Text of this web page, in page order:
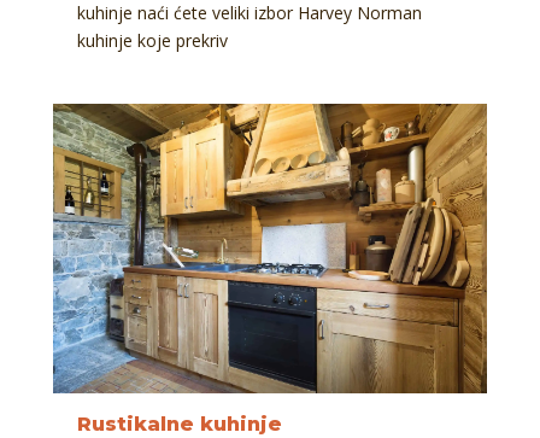
kuhinje naći ćete veliki izbor Harvey Norman
kuhinje koje prekriv
Rustikalne kuhinje